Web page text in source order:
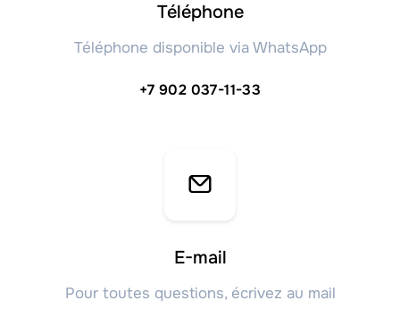
Téléphone
Téléphone disponible via WhatsApp
+7 902 037-11-33
E-mail
Pour toutes questions, écrivez au mail